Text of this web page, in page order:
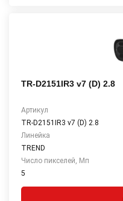
TR-D2151IR3 v7 (D) 2.8
Артикул
TR-D2151IR3 v7 (D) 2.8
Линейка
TREND
Число пикселей, Мп
5